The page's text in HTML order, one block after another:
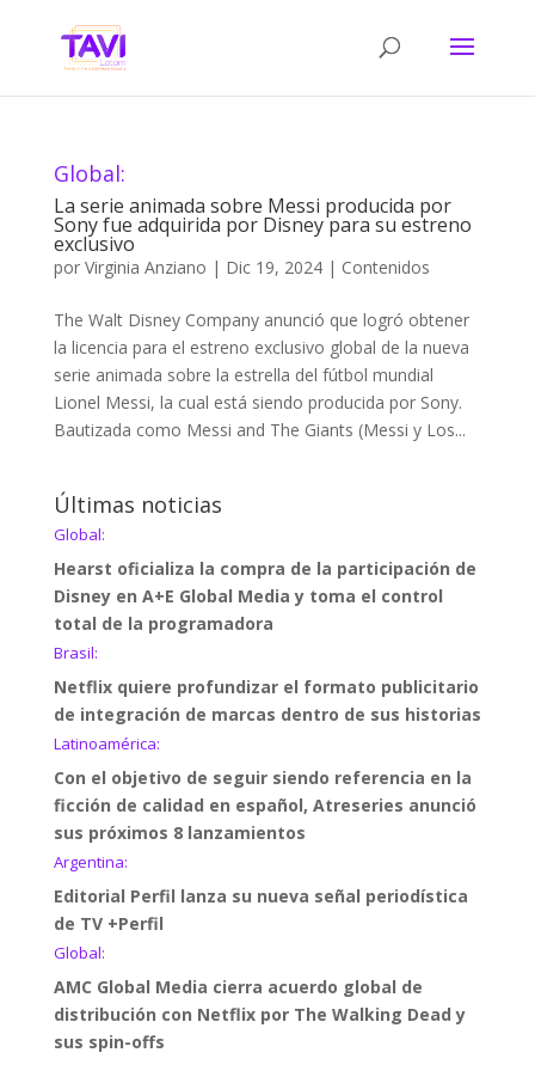
Global:
La serie animada sobre Messi producida por
Sony fue adquirida por Disney para su estreno
exclusivo
por Virginia Anziano | Dic 19, 2024| Contenidos
The Walt Disney Company anunció que logró obtener
la licencia para el estreno exclusivo global de la nueva
serie animada sobre la estrella del fútbol mundial
Lionel Messi, la cual está siendo producida por Sony.
Bautizada como Messi and The Giants (Messi y Los...
Últimas noticias
Global:
Hearst oficializa la compra de la participación de
Disney en A+E Global Media y toma el control
total de la programadora
Brasil:
Netflix quiere profundizar el formato publicitario
de integración de marcas dentro de sus historias
Latinoamérica:
Con el objetivo de seguir siendo referencia en la
ficción de calidad en español, Atreseries anunció
sus próximos 8 lanzamientos
Argentina:
Editorial Perfil lanza su nueva señal periodística
de TV +Perfil
Global:
AMC Global Media cierra acuerdo global de
distribución con Netflix por The Walking Dead y
sus spin-offs